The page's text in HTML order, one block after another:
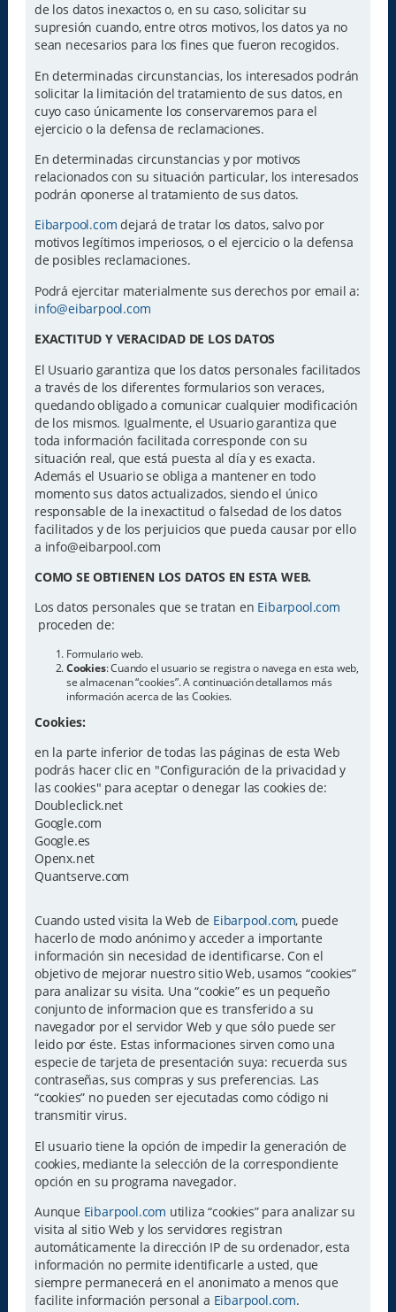
de los datos inexactos o, en su caso, solicitar su
supresión cuando, entre otros motivos, los datos ya no
sean necesarios para los fines que fueron recogidos.
En determinadas circunstancias, los interesados podrán
solicitar la limitación del tratamiento de sus datos, en
cuyo caso únicamente los conservaremos para el
ejercicio o la defensa de reclamaciones.
En determinadas circunstancias y por motivos
relacionados con su situación particular, los interesados
podrán oponerse al tratamiento de sus datos.
Eibarpool.com dejará de tratar los datos, salvo por
motivos legítimos imperiosos, o el ejercicio o la defensa
de posibles reclamaciones.
Podrá ejercitar materialmente sus derechos por email a:
info@eibarpool.com
EXACTITUD Y VERACIDAD DE LOS DATOS
El Usuario garantiza que los datos personales facilitados
a través de los diferentes formularios son veraces,
quedando obligado a comunicar cualquier modificación
de los mismos. Igualmente, el Usuario garantiza que
toda información facilitada corresponde con su
situación real, que está puesta al día y es exacta.
Además el Usuario se obliga a mantener en todo
momento sus datos actualizados, siendo el único
responsable de la inexactitud o falsedad de los datos
facilitados y de los perjuicios que pueda causar por ello
a info@eibarpool.com
COMO SE OBTIENEN LOS DATOS EN ESTA WEB.
Los datos personales que se tratan en Eibarpool.com
proceden de:
Formulario web.
Cookies: Cuando el usuario se registra o navega en esta web,
se almacenan “cookies”. A continuación detallamos más
información acerca de las Cookies.
Cookies:
en la parte inferior de todas las páginas de esta Web
podrás hacer clic en "Configuración de la privacidad y
las cookies" para aceptar o denegar las cookies de:
Doubleclick.net
Google.com
Google.es
Openx.net
Quantserve.com
Cuando usted visita la Web de Eibarpool.com, puede
hacerlo de modo anónimo y acceder a importante
información sin necesidad de identificarse. Con el
objetivo de mejorar nuestro sitio Web, usamos “cookies”
para analizar su visita. Una “cookie” es un pequeño
conjunto de informacion que es transferido a su
navegador por el servidor Web y que sólo puede ser
leido por éste. Estas informaciones sirven como una
especie de tarjeta de presentación suya: recuerda sus
contraseñas, sus compras y sus preferencias. Las
“cookies” no pueden ser ejecutadas como código ni
transmitir virus.
El usuario tiene la opción de impedir la generación de
cookies, mediante la selección de la correspondiente
opción en su programa navegador.
Aunque Eibarpool.com utiliza “cookies” para analizar su
visita al sitio Web y los servidores registran
automáticamente la dirección IP de su ordenador, esta
información no permite identificarle a usted, que
siempre permanecerá en el anonimato a menos que
facilite información personal a Eibarpool.com.